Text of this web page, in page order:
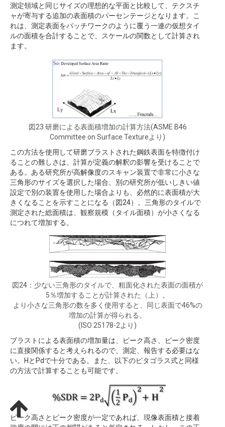
測定領域と同じサイズの理想的な平面と比較して、テクスチ
ャが寄与する追加の表面積のパーセンテージとなります。こ
れは、測定表面をパッチワークのように覆う一連の仮想タイ
ルの面積を合計することで、スケールの関数として計算され
ます。
図23 研磨による表面積増加の計算方法(ASME B46
Committee on Surface Textureより)
この方法を使用して研磨ブラストされた鋼鉄表面を特徴付け
ることの難しさは、計算が定義の解釈の影響を受けることで
ある。ある研究所が高解像度のスキャン装置で非常に小さな
三角形のサイズを選択した場合、別の研究所が低いしきい値
設定で別の装置を使用した場合よりも、必然的に表面積が大
きくなることを示すことになる（図24）。三角形のタイルで
測定された総面積は、観察規模（タイル面積）が小さくなる
につれて増加する。
図24：少ない三角形のタイルで、粗面化された表面の面積が
5％増加することが計算された（上）。
より小さな三角形の数を多く使用すると、同じ表面で46%の
増加の計算が得られる。
(ISO 25178-2より)
ブラストによる表面積の増加量は、ピーク高さ、ピーク密度
に直接関係すると考えられるので、測定、報告する必要はな
い。HとPdで十分である。また、以下のピタゴラス式と同様
の方法で計算することも可能です。
ピーク高さとピーク密度が一定であれば、現像表面積と接着